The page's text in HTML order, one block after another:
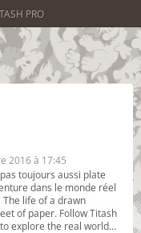
PRO
2016 à 17:45
toujours aussi plate
dans le monde réel
The life of a drawn
of paper. Follow Titash
explore the real world...